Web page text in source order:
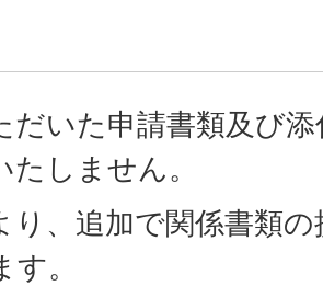
いた申請書類及び
たしません。
、追加で関係書類
。